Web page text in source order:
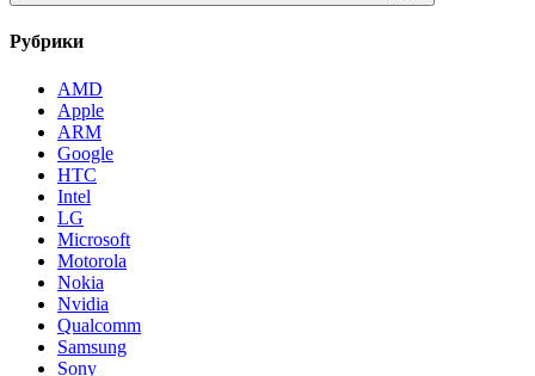
Рубрики
AMD
Apple
ARM
Google
HTC
Intel
LG
Microsoft
Motorola
Nokia
Nvidia
Qualcomm
Samsung
Sony